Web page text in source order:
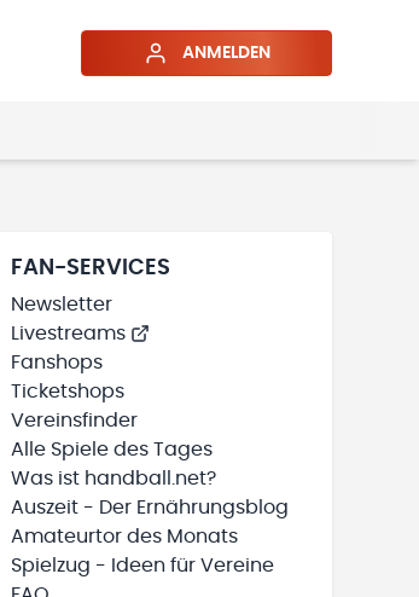
ANMELDEN
WIRD GELADEN
FAN-SERVICES
Newsletter
Livestreams
Fanshops
Ticketshops
Vereinsfinder
Alle Spiele des Tages
Was ist handball.net?
Auszeit - Der Ernährungsblog
Amateurtor des Monats
Spielzug - Ideen für Vereine